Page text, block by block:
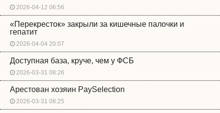
2026-04-12 06:56
«Перекресток» закрыли за кишечные палочки и
гепатит
2026-04-04 20:07
Доступная база, круче, чем у ФСБ
2026-03-31 08:26
Арестован хозяин PaySelection
2026-03-31 08:25